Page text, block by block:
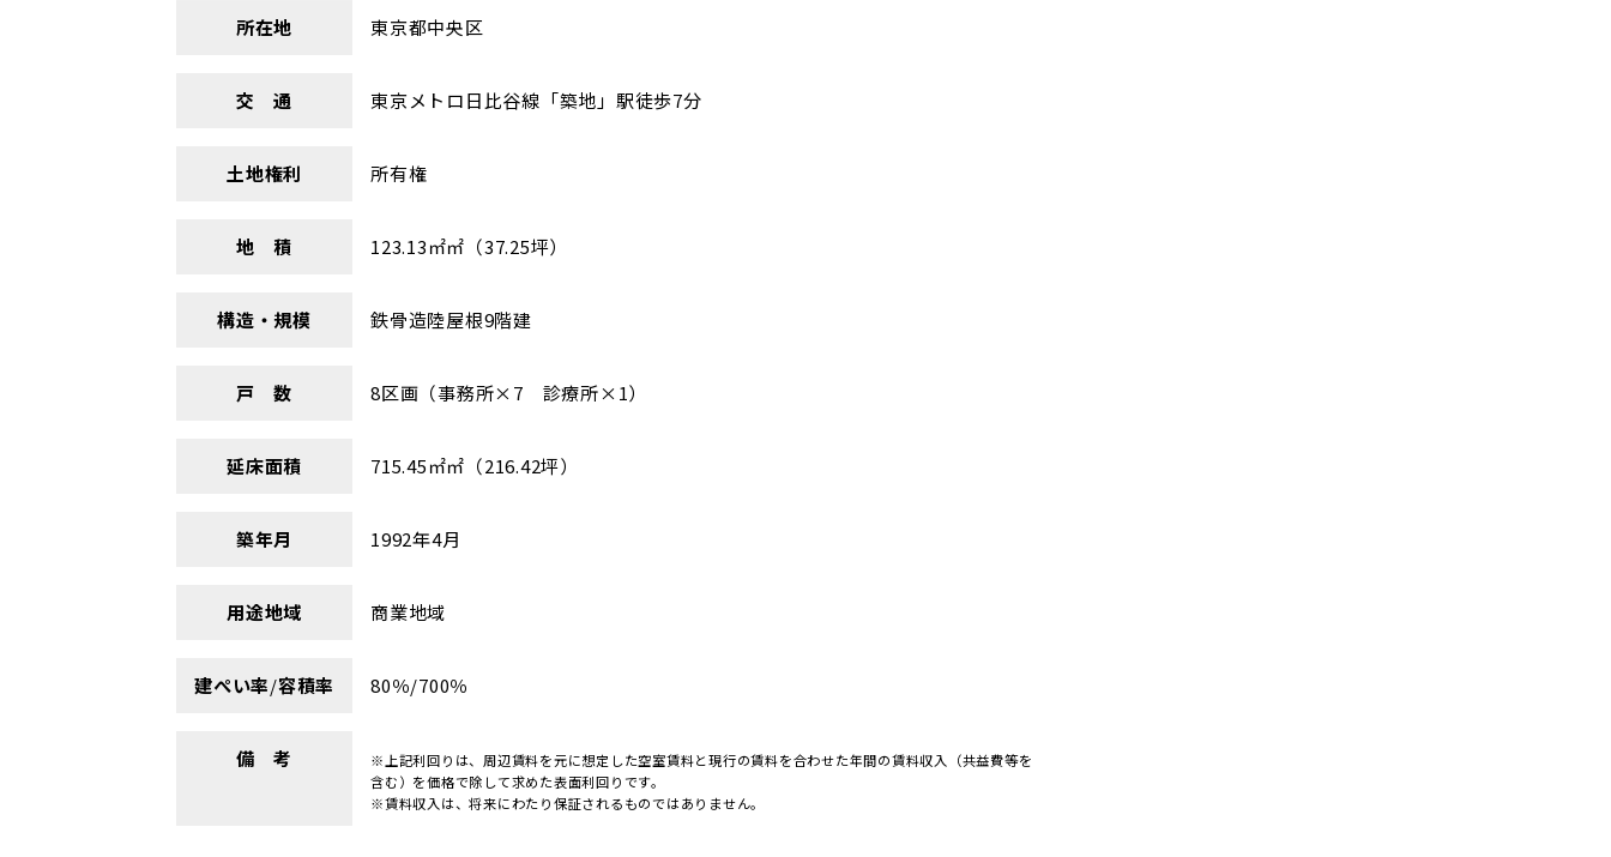
所在地 東京都中央区
交 通 東京メトロ日比谷線「築地」駅徒歩7分
土地権利 所有権
地 積 123.13㎡㎡（37.25坪）
構造・規模 鉄骨造陸屋根9階建
戸 数 8区画（事務所×7 診療所×1）
延床面積 715.45㎡㎡（216.42坪）
築年月 1992年4月
用途地域 商業地域
建ぺい率/容積率 80％/700％
備 考
※上記利回りは、周辺賃料を元に想定した空室賃料と現行の賃料を合わせた年間の賃料収入（共益費等を
含む）を価格で除して求めた表面利回りです。
※賃料収入は、将来にわたり保証されるものではありません。